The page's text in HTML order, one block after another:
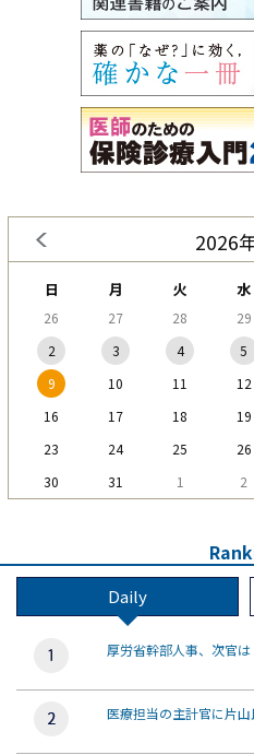
2026
日 月 火 水
26 27 28 29
2
3 4 5
9
10 11 12
16
17 18 19
23
24 25 26
30
31 1 2
Daily
厚労省幹部人事、次官
医療担当の主計官に片